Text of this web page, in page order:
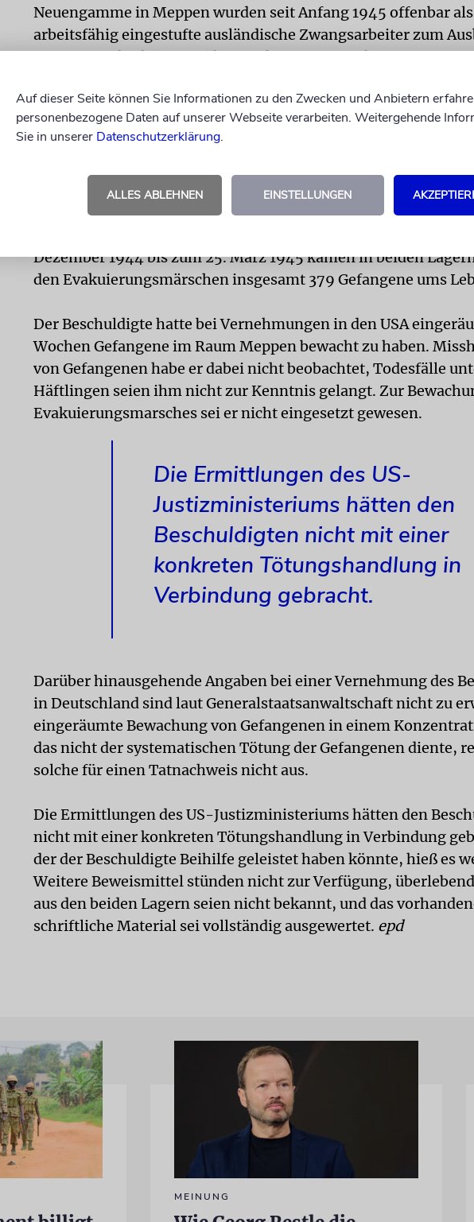
Neuengamme in Meppen wurden seit Anfang 1945 offenbar als
arbeitsfähig eingestufte ausländische Zwangsarbeiter zum
Panzer- und Schützengräben und Befestigungsbauten
TOTE Durch Überbelegung und eine allgemeine Verschärfung
Versorgungslage zum Ende des Zweiten Weltkriegs hatten
Lebensbedingungen auch in den Außenlagern von
Evakuierungsmärsche in Richtung des Hauptlagers in
von der SS wegen des Herannahens der Front angeordnet
Dezember 1944 bis zum 25. März 1945 kamen in beiden
den Evakuierungsmärschen insgesamt 379 Gefangene ums
Der Beschuldigte hatte bei Vernehmungen in den USA
Wochen Gefangene im Raum Meppen bewacht zu haben.
von Gefangenen habe er dabei nicht beobachtet, Todesfälle
Häftlingen seien ihm nicht zur Kenntnis gelangt. Zur
Evakuierungsmarsches sei er nicht eingesetzt gewesen.
Die Ermittlungen des US-
Justizministeriums hätten den
Beschuldigten nicht mit einer
konkreten Tötungshandlung in
Verbindung gebracht.
Darüber hinausgehende Angaben bei einer Vernehmung des
in Deutschland sind laut Generalstaatsanwaltschaft nicht zu
eingeräumte Bewachung von Gefangenen in einem
das nicht der systematischen Tötung der Gefangenen diente,
solche für einen Tatnachweis nicht aus.
Die Ermittlungen des US-Justizministeriums hätten den
nicht mit einer konkreten Tötungshandlung in Verbindung
der der Beschuldigte Beihilfe geleistet haben könnte, hieß es
Weitere Beweismittel stünden nicht zur Verfügung,
aus den beiden Lagern seien nicht bekannt, und das
schriftliche Material sei vollständig ausgewertet. epd
MEINUNG
Auf dieser Seite können Sie Informationen zu den Zwecken und Anbietern
personenbezogene Daten auf unserer Webseite verarbeiten. Weitergehende
Sie in unserer Datenschutzerklärung.
ALLES ABLEHNEN EINSTELLUNGEN